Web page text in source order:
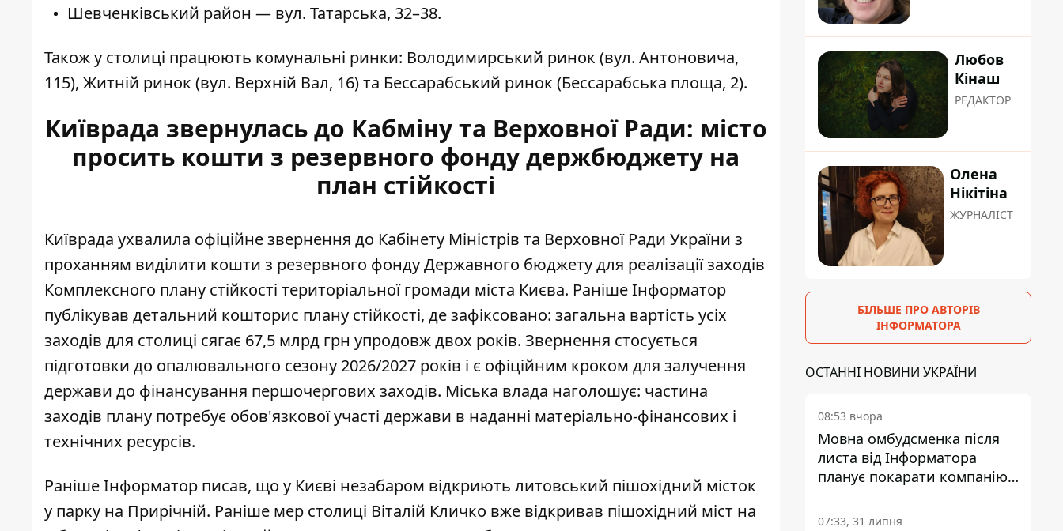
Шевченківський район — вул. Татарська, 32–38.
Також у столиці працюють комунальні ринки: Володимирський ринок (вул. Антоновича,
115), Житній ринок (вул. Верхній Вал, 16) та Бессарабський ринок (Бессарабська площа, 2).
Київрада звернулась до Кабміну та Верховної Ради: місто
просить кошти з резервного фонду держбюджету на
план стійкості
Київрада ухвалила офіційне звернення до Кабінету Міністрів та Верховної Ради України з
проханням виділити кошти з резервного фонду Державного бюджету для реалізації заходів
Комплексного плану стійкості територіальної громади міста Києва. Раніше Інформатор
публікував детальний кошторис плану стійкості, де зафіксовано: загальна вартість усіх
заходів для столиці сягає 67,5 млрд грн упродовж двох років. Звернення стосується
підготовки до опалювального сезону 2026/2027 років і є офіційним кроком для залучення
держави до фінансування першочергових заходів. Міська влада наголошує: частина
заходів плану потребує обов'язкової участі держави в наданні матеріально-фінансових і
технічних ресурсів.
Раніше Інформатор писав, що у Києві незабаром відкриють литовський пішохідний місток
у парку на Прирічній. Раніше мер столиці Віталій Кличко вже відкривав пішохідний міст на
Любов
Кінаш
РЕДАКТОР
Олена
Нікітіна
ЖУРНАЛІСТ
БІЛЬШЕ ПРО АВТОРІВ
ІНФОРМАТОРА
ОСТАННІ НОВИНИ УКРАЇНИ
08:53 вчора
Мовна омбудсменка після
листа від Інформатора
планує покарати компанію-
підрядника ПриватБанку
07:33, 31 липня